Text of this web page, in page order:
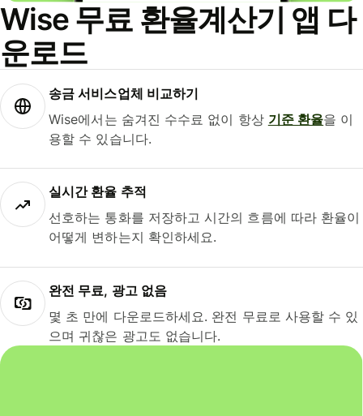
Wise 무료 환율계산기 앱 다
운로드
송금 서비스업체 비교하기
Wise에서는 숨겨진 수수료 없이 항상 기준 환율을 이
용할 수 있습니다.
실시간 환율 추적
선호하는 통화를 저장하고 시간의 흐름에 따라 환율이
어떻게 변하는지 확인하세요.
완전 무료, 광고 없음
몇 초 만에 다운로드하세요. 완전 무료로 사용할 수 있
으며 귀찮은 광고도 없습니다.